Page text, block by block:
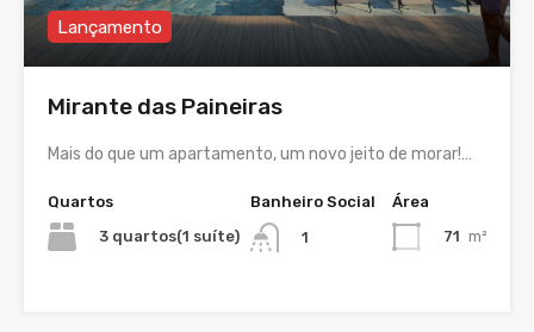
Lançamento
Mirante das Paineiras
Mais do que um apartamento, um novo jeito de morar!…
Quartos
3 quartos(1 suíte)
Banheiro Social
1
Área
71 m²